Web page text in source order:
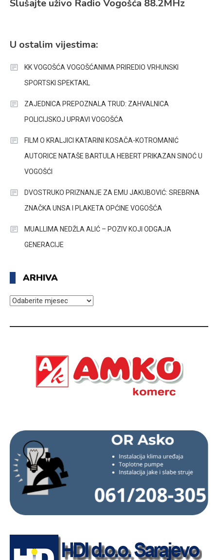
Slušajte uživo Radio Vogošća 88.2MHz
U ostalim vijestima:
KK VOGOŠĆA VOGOŠĆANIMA PRIREDIO VRHUNSKI
SPORTSKI SPEKTAKL
ZAJEDNICA PREPOZNALA TRUD: ZAHVALNICA
POLICIJSKOJ UPRAVI VOGOŠĆA
FILM O KRALJICI KATARINI KOSAČA-KOTROMANIĆ
AUTORICE NATAŠE BARTULA HEBERT PRIKAZAN SINOĆ U
VOGOŠĆI
DVOSTRUKO PRIZNANJE ZA EMU JAKUBOVIĆ: SREBRNA
ZNAČKA UNSA I PLAKETA OPĆINE VOGOŠĆA
MUALLIMA NEDŽLA ALIĆ – POZIV KOJI ODGAJA
GENERACIJE
ARHIVA
ARHIVA